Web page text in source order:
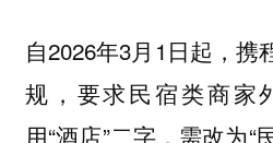
自2026年3月1日起，携
规，要求民宿类商家
用“酒店”二字，需改为“